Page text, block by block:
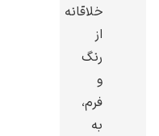
خلاقانه
از
رنگ
و
فرم،
به